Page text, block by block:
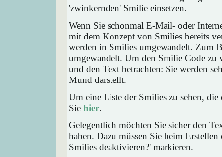
'zwinkernden' Smilie einsetzen.
Wenn Sie schonmal E-Mail- oder
mit dem Konzept von Smilies bereits
werden in Smilies umgewandelt. Zum
umgewandelt. Um den Smilie Code zu
und den Text betrachten: Sie werden
Mund darstellt.
Um eine Liste der Smilies zu sehen,
Sie hier.
Gelegentlich möchten Sie sicher den
haben. Dazu müssen Sie beim
Smilies deaktivieren?' markieren.